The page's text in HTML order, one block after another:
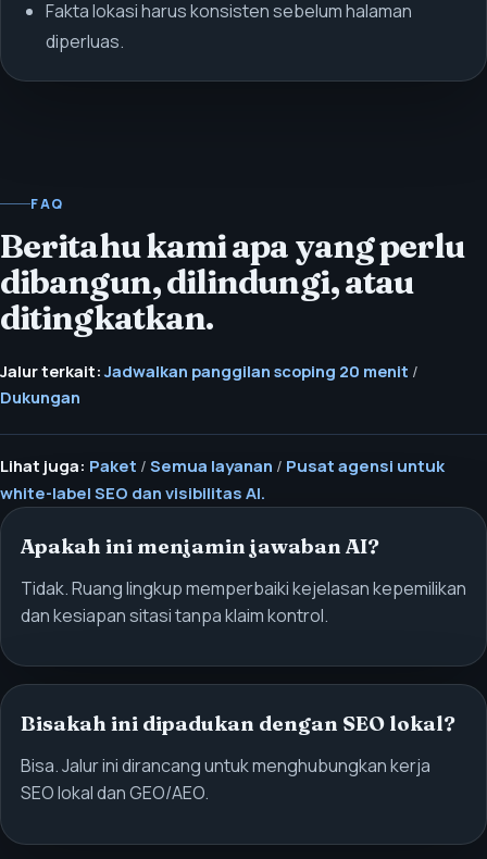
Fakta lokasi harus konsisten sebelum halaman
diperluas.
FAQ
Beritahu kami apa yang perlu
dibangun, dilindungi, atau
ditingkatkan.
Jalur terkait: Jadwalkan panggilan scoping 20 menit /
Dukungan
Lihat juga: Paket / Semua layanan / Pusat agensi untuk
white-label SEO dan visibilitas AI.
Apakah ini menjamin jawaban AI?
Tidak. Ruang lingkup memperbaiki kejelasan kepemilikan
dan kesiapan sitasi tanpa klaim kontrol.
Bisakah ini dipadukan dengan SEO lokal?
Bisa. Jalur ini dirancang untuk menghubungkan kerja
SEO lokal dan GEO/AEO.